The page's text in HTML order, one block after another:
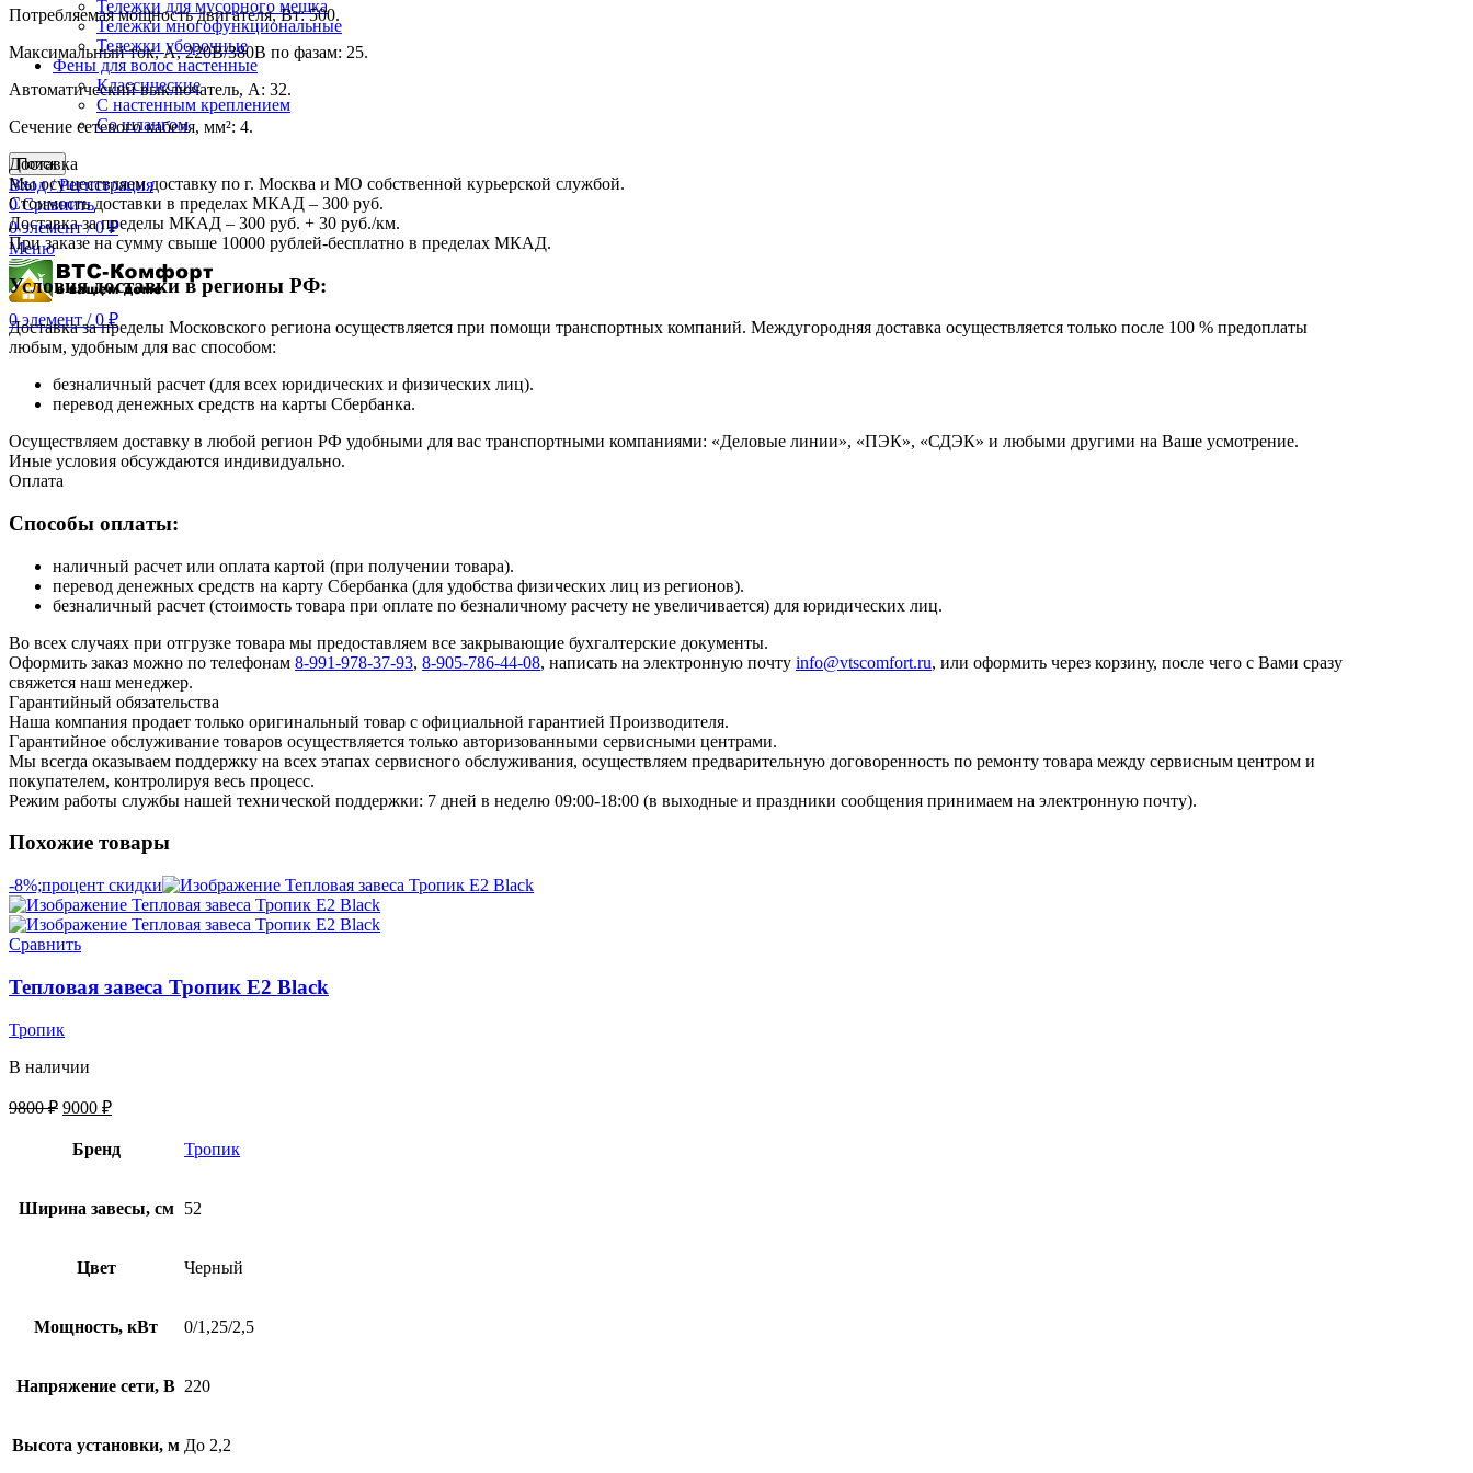
Тележки для мусорного мешка
Тележки многофункциональные
Тележки уборочные
Фены для волос настенные
Классические
С настенным креплением
Со шлангом
Поиск
Вход / Регистрация
0 Сравнить
0элемент / 0₽
Меню
0элемент / 0 ₽
Потребляемая мощность двигателя, Вт: 500.
Максимальный ток, А, 220В/380В по фазам: 25.
Автоматический выключатель, А: 32.
Сечение сетевого кабеля, мм²: 4.
Доставка
Мы осуществляем доставку по г. Москва и МО собственной курьерской службой.
Стоимость доставки в пределах МКАД – 300 руб.
Доставка за пределы МКАД – 300 руб. + 30 руб./км.
При заказе на сумму свыше 10000 рублей-бесплатно в пределах МКАД.
Условия доставки в регионы РФ:
Доставка за пределы Московского региона осуществляется при помощи транспортных компаний. Междугородняя доставка осуществляется только после 100 % предоплаты
любым, удобным для вас способом:
безналичный расчет (для всех юридических и физических лиц).
перевод денежных средств на карты Сбербанка.
Осуществляем доставку в любой регион РФ удобными для вас транспортными компаниями: «Деловые линии», «ПЭК», «СДЭК» и любыми другими на Ваше усмотрение.
Иные условия обсуждаются индивидуально.
Оплата
Способы оплаты:
наличный расчет или оплата картой (при получении товара).
перевод денежных средств на карту Сбербанка (для удобства физических лиц из регионов).
безналичный расчет (стоимость товара при оплате по безналичному расчету не увеличивается) для юридических лиц.
Во всех случаях при отгрузке товара мы предоставляем все закрывающие бухгалтерские документы.
Оформить заказ можно по телефонам 8-991-978-37-93, 8-905-786-44-08, написать на электронную почту info@vtscomfort.ru, или оформить через корзину, после чего с Вами сразу
свяжется наш менеджер.
Гарантийный обязательства
Наша компания продает только оригинальный товар с официальной гарантией Производителя.
Гарантийное обслуживание товаров осуществляется только авторизованными сервисными центрами.
Мы всегда оказываем поддержку на всех этапах сервисного обслуживания, осуществляем предварительную договоренность по ремонту товара между сервисным центром и
покупателем, контролируя весь процесс.
Режим работы службы нашей технической поддержки: 7 дней в неделю 09:00-18:00 (в выходные и праздники сообщения принимаем на электронную почту).
Похожие товары
-8%;процент скидки
Сравнить
Тепловая завеса Тропик E2 Black
Тропик
В наличии
9800₽ 9000 ₽
Бренд Тропик
Ширина завесы, см 52
Цвет Черный
Мощность, кВт 0/1,25/2,5
Напряжение сети, В 220
Высота установки, м До 2,2